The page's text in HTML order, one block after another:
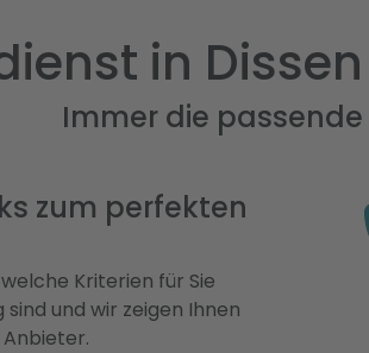
in
Immer die passende
zum perfekten
Kriterien für Sie
und wir zeigen Ihnen